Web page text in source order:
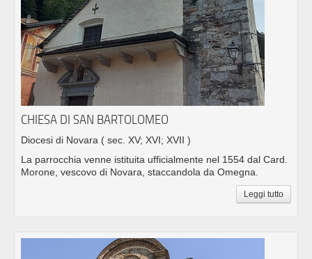
CHIESA DI SAN BARTOLOMEO
Diocesi di Novara ( sec. XV; XVI; XVII )
La parrocchia venne istituita ufficialmente nel 1554 dal Card.
Morone, vescovo di Novara, staccandola da Omegna.
Leggi tutto